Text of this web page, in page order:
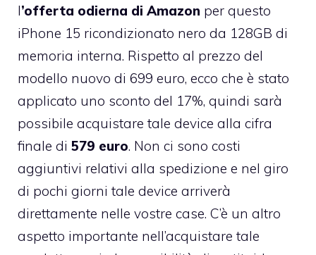
l’offerta odierna di Amazon per questo
iPhone 15 ricondizionato nero da 128GB di
memoria interna. Rispetto al prezzo del
modello nuovo di 699 euro, ecco che è stato
applicato uno sconto del 17%, quindi sarà
possibile acquistare tale device alla cifra
finale di 579 euro. Non ci sono costi
aggiuntivi relativi alla spedizione e nel giro
di pochi giorni tale device arriverà
direttamente nelle vostre case. C’è un altro
aspetto importante nell’acquistare tale